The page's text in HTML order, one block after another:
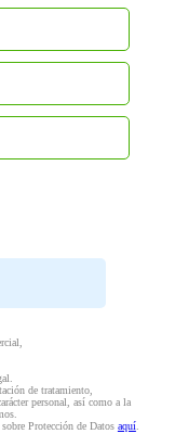
de tratamiento,
personal, así como a la
Protección de Datos aquí.